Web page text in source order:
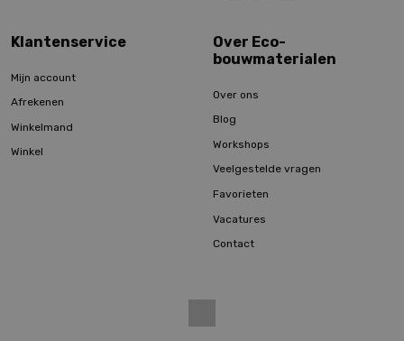
Klantenservice
Mijn account
Afrekenen
Winkelmand
Winkel
Over Eco-
bouwmaterialen
Over ons
Blog
Workshops
Veelgestelde vragen
Favorieten
Vacatures
Contact